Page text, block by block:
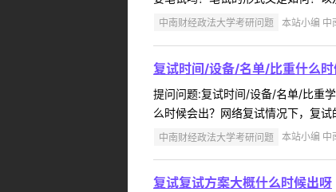
中南财经政法大学考研问题 本站小编
复试时间/设备/名单/比重什么
提问问题:复试时间/设备/名单/比重
么时候会出？网络复试情况下，复
中南财经政法大学考研问题 本站小编
复试复试方案大概什么时候出呀